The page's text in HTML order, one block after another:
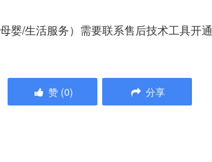
婴/生活服务）需要联系售后技术工具开通
赞 (0) 分享